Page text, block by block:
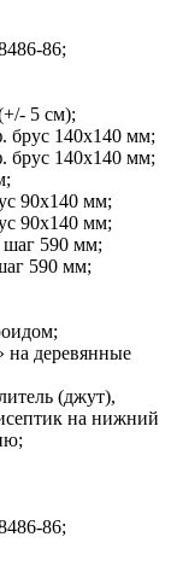
86;
5 см);
брус 140х140 мм;
брус 140х140 мм;
90х140 мм;
90х140 мм;
шаг 590 мм;
590 мм;
на деревянные
(джут),
на нижний
86;